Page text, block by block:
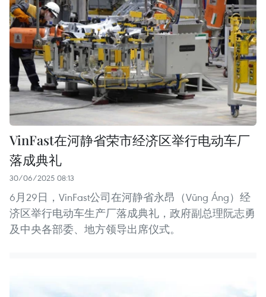
VinFast在河静省荣市经济区举行电动车厂
落成典礼
30/06/2025 08:13
6月29日，VinFast公司在河静省永昂（Vũng Áng）经
济区举行电动车生产厂落成典礼，政府副总理阮志勇
及中央各部委、地方领导出席仪式。